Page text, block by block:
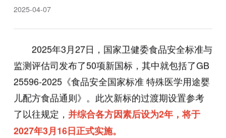
2025-04-07
2025年3月27日，国家卫健委食品安全标准与
监测评估司发布了50项新国标，其中就包括了GB
25596-2025《食品安全国家标准 特殊医学用途婴
儿配方食品通则》。此次新标的过渡期设置参考
了以往规定， 并综合各方因素后设为2年，将于
2027年3月16日正式实施。